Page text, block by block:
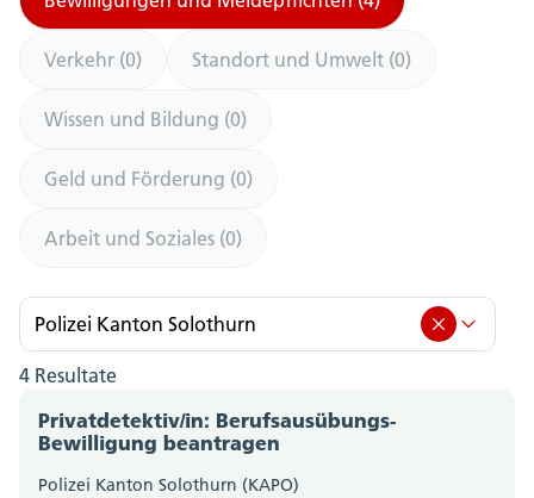
Verkehr (0) Standort und Umwelt (0)
Wissen und Bildung (0)
Geld und Förderung (0)
Arbeit und Soziales (0)
Polizei Kanton Solothurn
Polizei Kanton Solothurn (4)
Amt für Berufsbildung, Mittel- und Hochschulen
4 Resultate
Privatdetektiv/in: Berufsausübungs-
Bewilligung beantragen
Polizei Kanton Solothurn (KAPO)